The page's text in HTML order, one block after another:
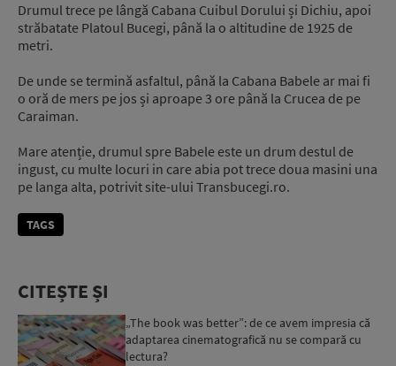
Drumul trece pe lângă Cabana Cuibul Dorului și Dichiu, apoi
străbatate Platoul Bucegi, până la o altitudine de 1925 de
metri.
De unde se termină asfaltul, până la Cabana Babele ar mai fi
o oră de mers pe jos și aproape 3 ore până la Crucea de pe
Caraiman.
Mare atenție, drumul spre Babele este un drum destul de
ingust, cu multe locuri in care abia pot trece doua masini una
pe langa alta, potrivit site-ului Transbucegi.ro.
TAGS
CITEȘTE ȘI
„The book was better”: de ce avem impresia că
adaptarea cinematografică nu se compară cu
lectura?